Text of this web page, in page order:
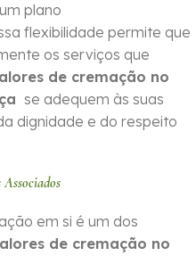
plano
flexibilidade permite que
os serviços que
de cremação no
se adequem às suas
dignidade e do respeito
em si é um dos
de cremação no